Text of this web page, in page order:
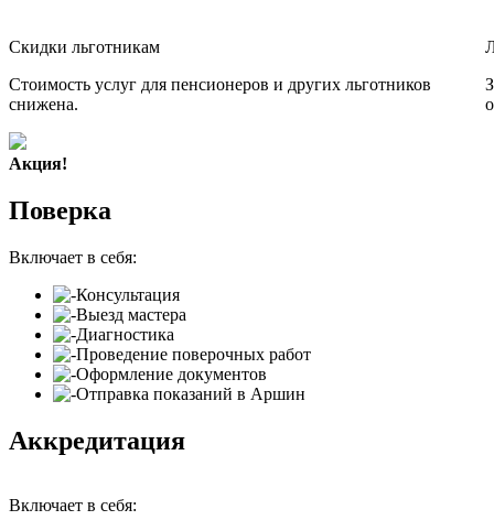
Скидки льготникам
Стоимость услуг для пенсионеров и других льготников
снижена.
Акция!
Поверка
Включает в себя:
Консультация
Выезд мастера
Диагностика
Проведение поверочных работ
Оформление документов
Отправка показаний в Аршин
Аккредитация
Включает в себя: